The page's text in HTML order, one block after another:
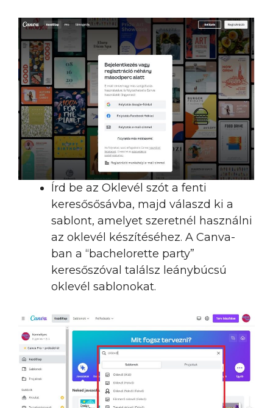
Írd be az Oklevél szót a fenti
keresősősávba, majd válaszd ki a
sablont, amelyet szeretnél használni
az oklevél készítéséhez. A Canva-
ban a “bachelorette party”
keresőszóval találsz leánybúcsú
oklevél sablonokat.